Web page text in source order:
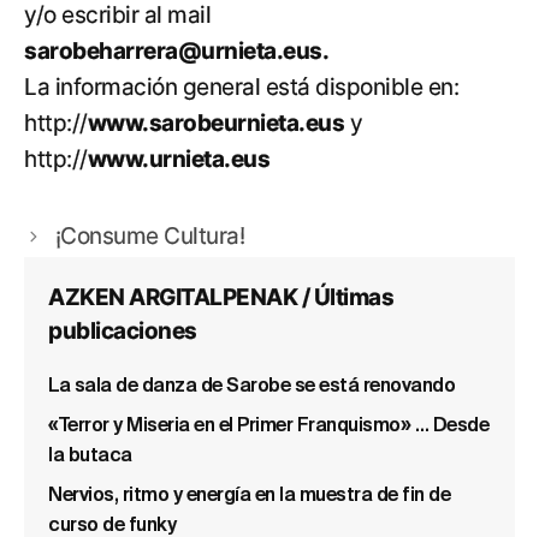
y/o escribir al mail
sarobeharrera@urnieta.eus.
La información general está disponible en:
http://www.sarobeurnieta.eus y
http://www.urnieta.eus
¡Consume Cultura!
AZKEN ARGITALPENAK / Últimas
publicaciones
La sala de danza de Sarobe se está renovando
«Terror y Miseria en el Primer Franquismo» … Desde
la butaca
Nervios, ritmo y energía en la muestra de fin de
curso de funky